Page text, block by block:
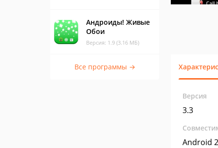
Андроиды! Живые
Обои
Версия: 1.9 (3.16 МБ)
Все программы →
Версия
3.3
Android